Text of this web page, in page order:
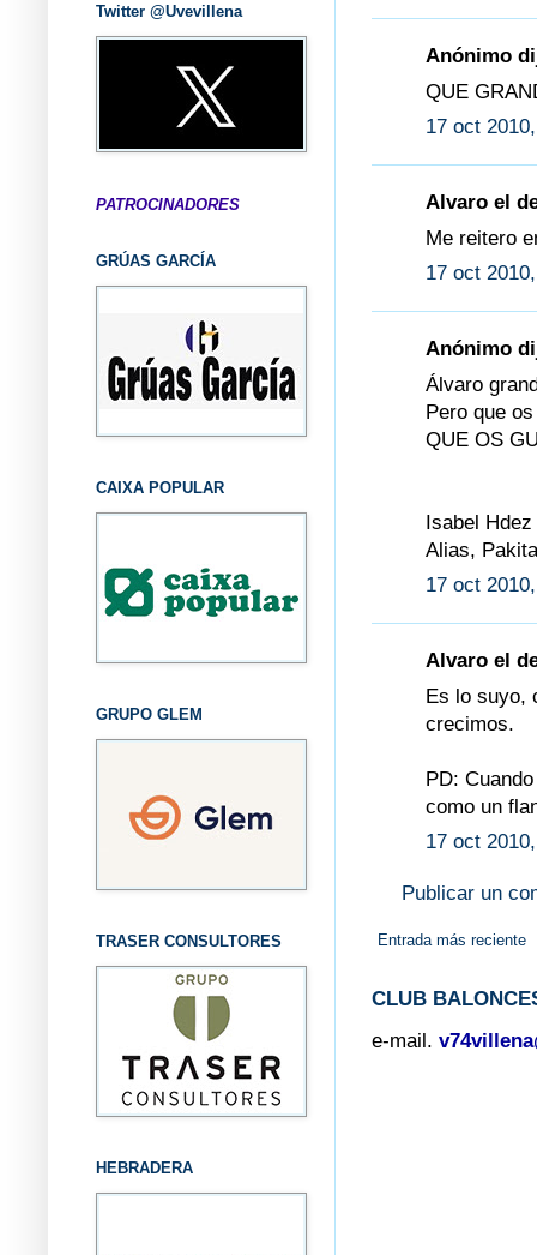
Anónimo
QUE
17 oct
Alvaro el
Me reitero
17 oct
Anónimo
Álvaro
Pero que
QUE OS
Isabel Hdez
Alias,
17 oct
Alvaro el
Es lo suyo,
crecimos.
PD:
como un
17 oct
Publicar un
Entrada más reciente
CLUB
e-mail.
Twitter @Uvevillena
PATROCINADORES
GRÚAS GARCÍA
CAIXA POPULAR
GRUPO GLEM
TRASER CONSULTORES
HEBRADERA